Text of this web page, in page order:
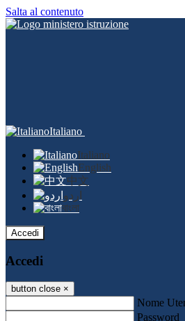
Salta al contenuto
Italiano
Italiano
English
中文
اردو
বাংলা
Accedi
Accedi
button close ×
Nome
Password